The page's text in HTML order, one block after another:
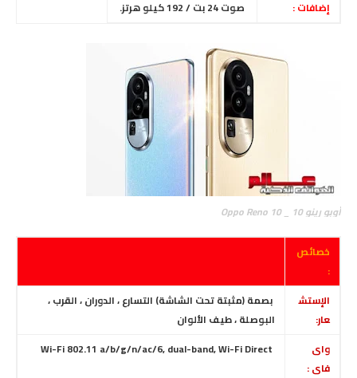
إضافات : صوت 24 بت / 192 كيلو هرتز.
أوبو رينو 10 _ Oppo Reno 10
خصائص
:
الإستش
عار:
بصمة (مثبتة تحت الشاشة) التسارع ، الدوران ، القرب ،
البوصلة ، طيف الألوان
واى
فاى :